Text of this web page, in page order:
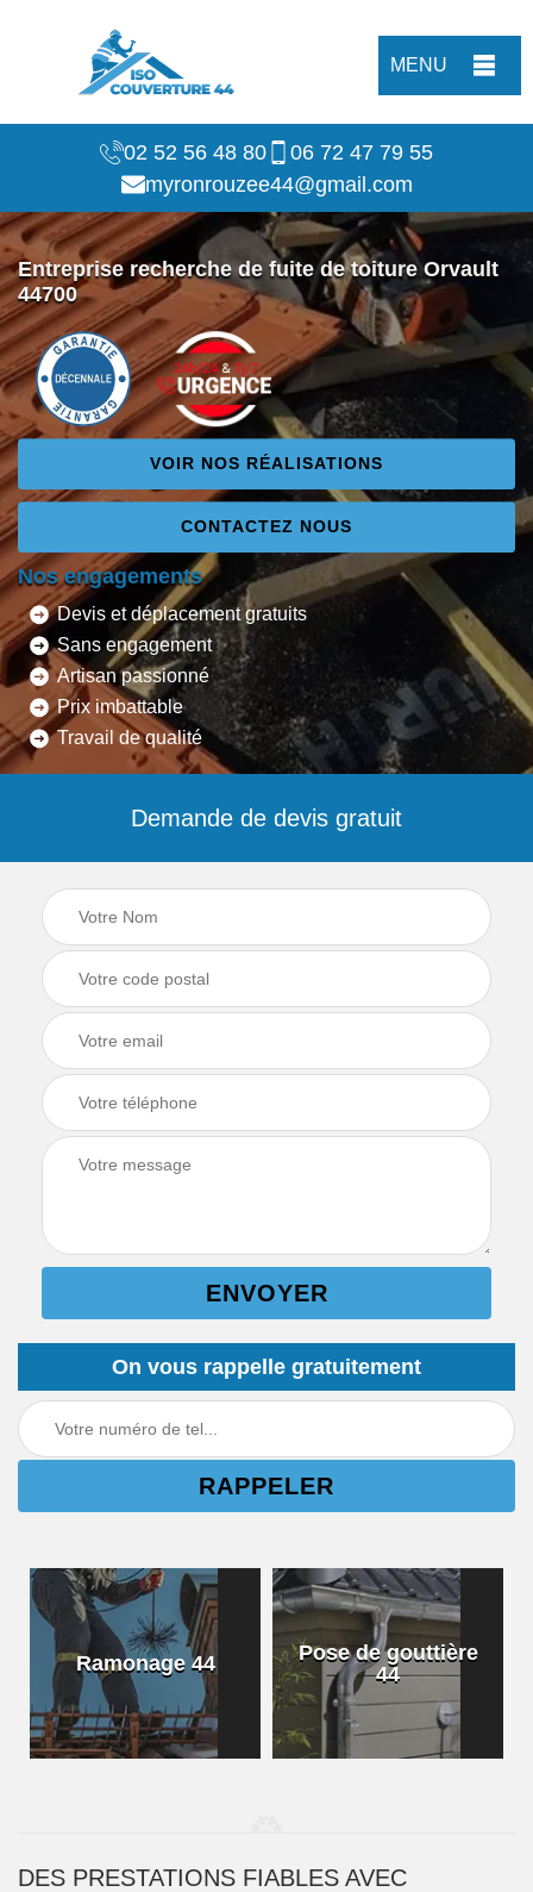
MENU
02 52 56 48 80
06 72 47 79 55
myronrouzee44@gmail.com
Entreprise recherche de fuite de toiture Orvault
44700
VOIR NOS RÉALISATIONS
CONTACTEZ NOUS
Nos engagements
Devis et déplacement gratuits
Sans engagement
Artisan passionné
Prix imbattable
Travail de qualité
Demande de devis gratuit
On vous rappelle gratuitement
Ramonage 44
Pose de gouttière
44
DES PRESTATIONS FIABLES AVEC